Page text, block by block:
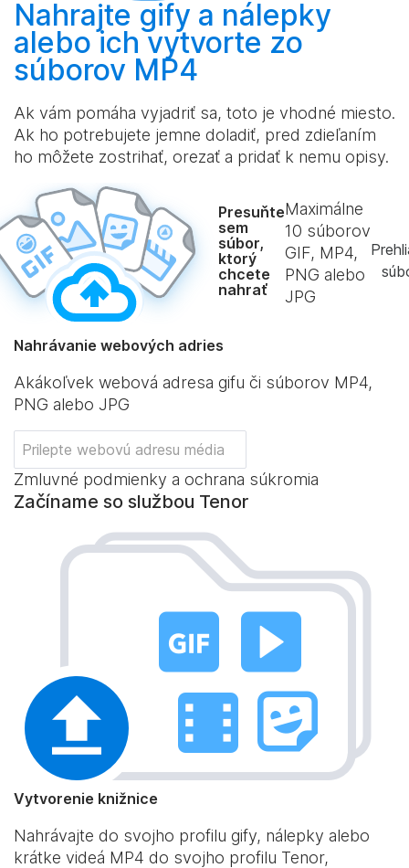
Nahrajte gify a nálepky
alebo ichvytvorte zo
súborov MP4
Ak vám pomáha vyjadriť sa, toto je vhodné miesto.
Ak ho potrebujete jemne doladiť, pred zdieľaním
ho môžete zostrihať, orezať a pridať k nemu opisy.
Presuňte
sem
súbor,
ktorý
chcete
nahrať
Maximálne
10 súborov
GIF, MP4,
PNG alebo
JPG
Nahrávanie webových adries
Akákoľvek webová adresa gifu či súborov MP4,
PNG alebo JPG
Zmluvné podmienky a ochrana súkromia
Začíname so službou Tenor
Vytvorenie knižnice
Nahrávajte do svojho profilu gify, nálepky alebo
krátke videá MP4 do svojho profilu Tenor,